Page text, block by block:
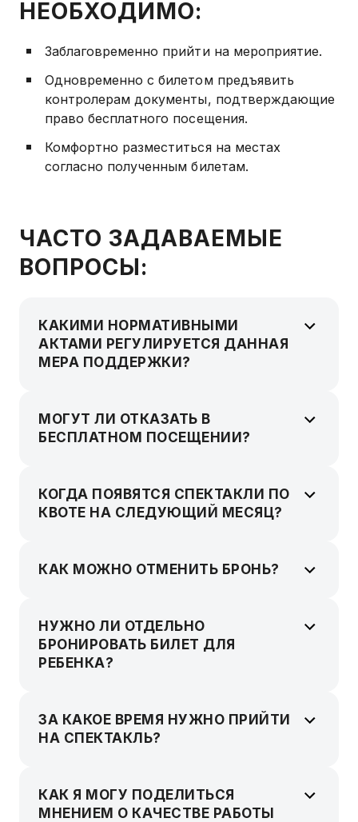
НЕОБХОДИМО:
Заблаговременно прийти на мероприятие.
Одновременно с билетом предъявить
контролерам документы, подтверждающие
право бесплатного посещения.
Комфортно разместиться на местах
согласно полученным билетам.
ЧАСТО ЗАДАВАЕМЫЕ
ВОПРОСЫ:
КАКИМИ НОРМАТИВНЫМИ
АКТАМИ РЕГУЛИРУЕТСЯ ДАННАЯ
МЕРА ПОДДЕРЖКИ?
МОГУТ ЛИ ОТКАЗАТЬ В
БЕСПЛАТНОМ ПОСЕЩЕНИИ?
КОГДА ПОЯВЯТСЯ СПЕКТАКЛИ ПО
КВОТЕ НА СЛЕДУЮЩИЙ МЕСЯЦ?
КАК МОЖНО ОТМЕНИТЬ БРОНЬ?
НУЖНО ЛИ ОТДЕЛЬНО
БРОНИРОВАТЬ БИЛЕТ ДЛЯ
РЕБЕНКА?
ЗА КАКОЕ ВРЕМЯ НУЖНО ПРИЙТИ
НА СПЕКТАКЛЬ?
КАК Я МОГУ ПОДЕЛИТЬСЯ
МНЕНИЕМ О КАЧЕСТВЕ РАБОТЫ